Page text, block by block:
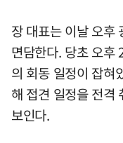
장 대표는 이날 오후
면담한다. 당초 오후
의 회동 일정이 잡혀
해 접견 일정을 전격
보인다.